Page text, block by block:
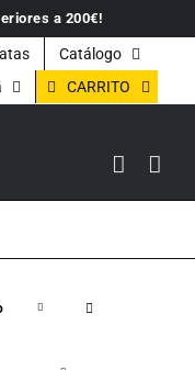
a 200€!
Catálogo
CARRITO